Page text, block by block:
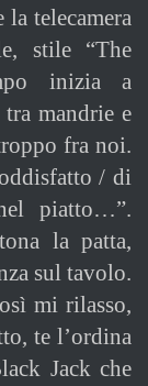
telecamera
stile “The
inizia a
mandrie e
fra noi.
/ di
piatto…”.
la patta,
sul tavolo.
mi rilasso,
te l’ordina
Jack che